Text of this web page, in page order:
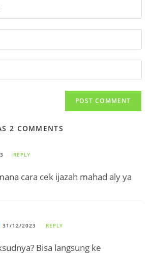
2 COMMENTS
REPLY
cara cek ijazah mahad aly ya
31/12/2023 REPLY
Bisa langsung ke